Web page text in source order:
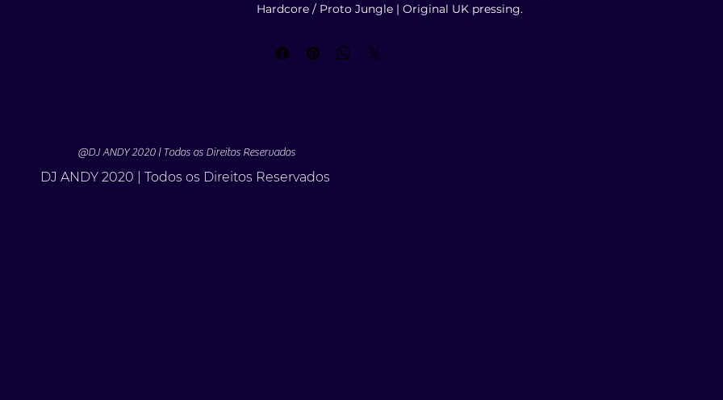
Hardcore / Proto Jungle | Original UK pressing.
@DJ ANDY 2020 | Todos os Direitos Reservados
DJ ANDY 2020 | Todos os Direitos Reservados